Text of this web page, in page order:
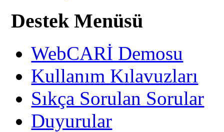
Destek Menüsü
WebCARİ Demosu
Kullanım Kılavuzları
Sıkça Sorulan Sorular
Duyurular